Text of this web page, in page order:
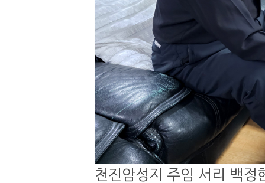
천진암성지 주임 서리 백정